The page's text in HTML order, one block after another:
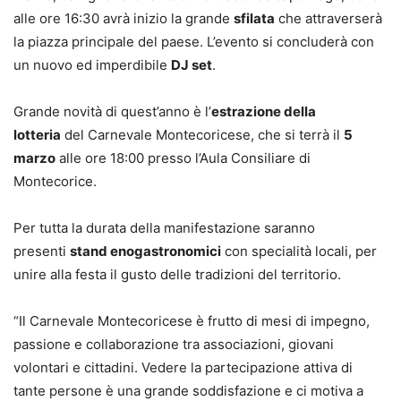
alle ore 16:30 avrà inizio la grande sfilata che attraverserà
la piazza principale del paese. L’evento si concluderà con
un nuovo ed imperdibile DJ set.
Grande novità di quest’anno è l’estrazione della
lotteria del Carnevale Montecoricese, che si terrà il 5
marzo alle ore 18:00 presso l’Aula Consiliare di
Montecorice.
Per tutta la durata della manifestazione saranno
presenti stand enogastronomici con specialità locali, per
unire alla festa il gusto delle tradizioni del territorio.
“Il Carnevale Montecoricese è frutto di mesi di impegno,
passione e collaborazione tra associazioni, giovani
volontari e cittadini. Vedere la partecipazione attiva di
tante persone è una grande soddisfazione e ci motiva a